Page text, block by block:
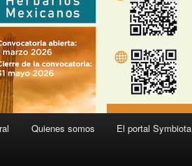
Quienes somos El portal Symbiota